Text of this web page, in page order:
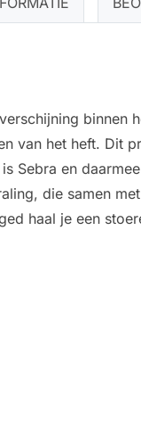
van het heft. Dit
Sebra en
die samen
haal je een